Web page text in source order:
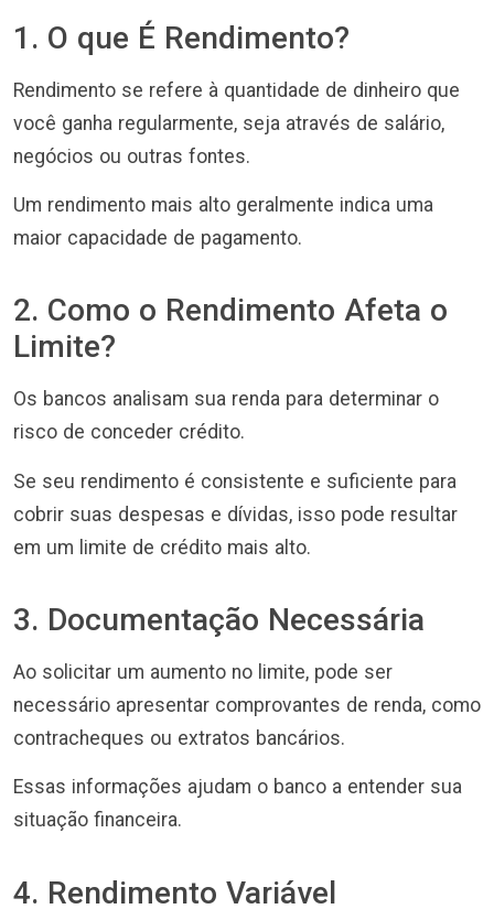
1. O que É Rendimento?
Rendimento se refere à quantidade de dinheiro que
você ganha regularmente, seja através de salário,
negócios ou outras fontes.
Um rendimento mais alto geralmente indica uma
maior capacidade de pagamento.
2. Como o Rendimento Afeta o
Limite?
Os bancos analisam sua renda para determinar o
risco de conceder crédito.
Se seu rendimento é consistente e suficiente para
cobrir suas despesas e dívidas, isso pode resultar
em um limite de crédito mais alto.
3. Documentação Necessária
Ao solicitar um aumento no limite, pode ser
necessário apresentar comprovantes de renda, como
contracheques ou extratos bancários.
Essas informações ajudam o banco a entender sua
situação financeira.
4. Rendimento Variável